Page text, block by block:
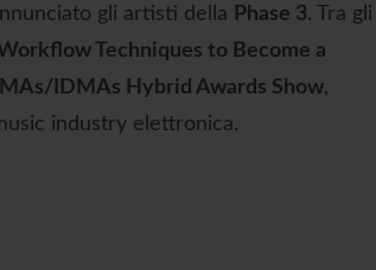
gli artisti della Phase 3. Tra gli
Techniques to Become a
IDMAs Hybrid Awards Show,
industry elettronica.